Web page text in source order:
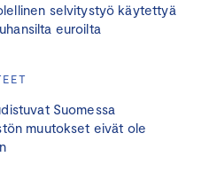
selvitystyö käytettyä
euroilta
Suomessa
muutokset eivät ole